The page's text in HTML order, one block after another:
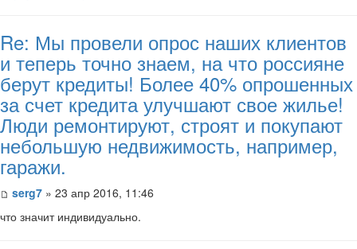
Re: Мы провели опрос наших клиентов
и теперь точно знаем, на что россияне
берут кредиты! Более 40% опрошенных
за счет кредита улучшают свое жилье!
Люди ремонтируют, строят и покупают
небольшую недвижимость, например,
гаражи.
serg7 » 23 апр 2016, 11:46
что значит индивидуально.